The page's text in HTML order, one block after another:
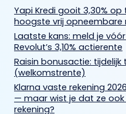
Yapi Kredi gooit 3,30%
hoogste vrij
Laatste kans: meld je
Revolut’s 3,10% actierente
Raisin bonusactie:
(welkomstrente)
Klarna vaste rekening
— maar wist je dat ze ook
rekening?